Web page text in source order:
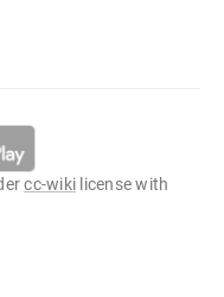
cc-wiki license with